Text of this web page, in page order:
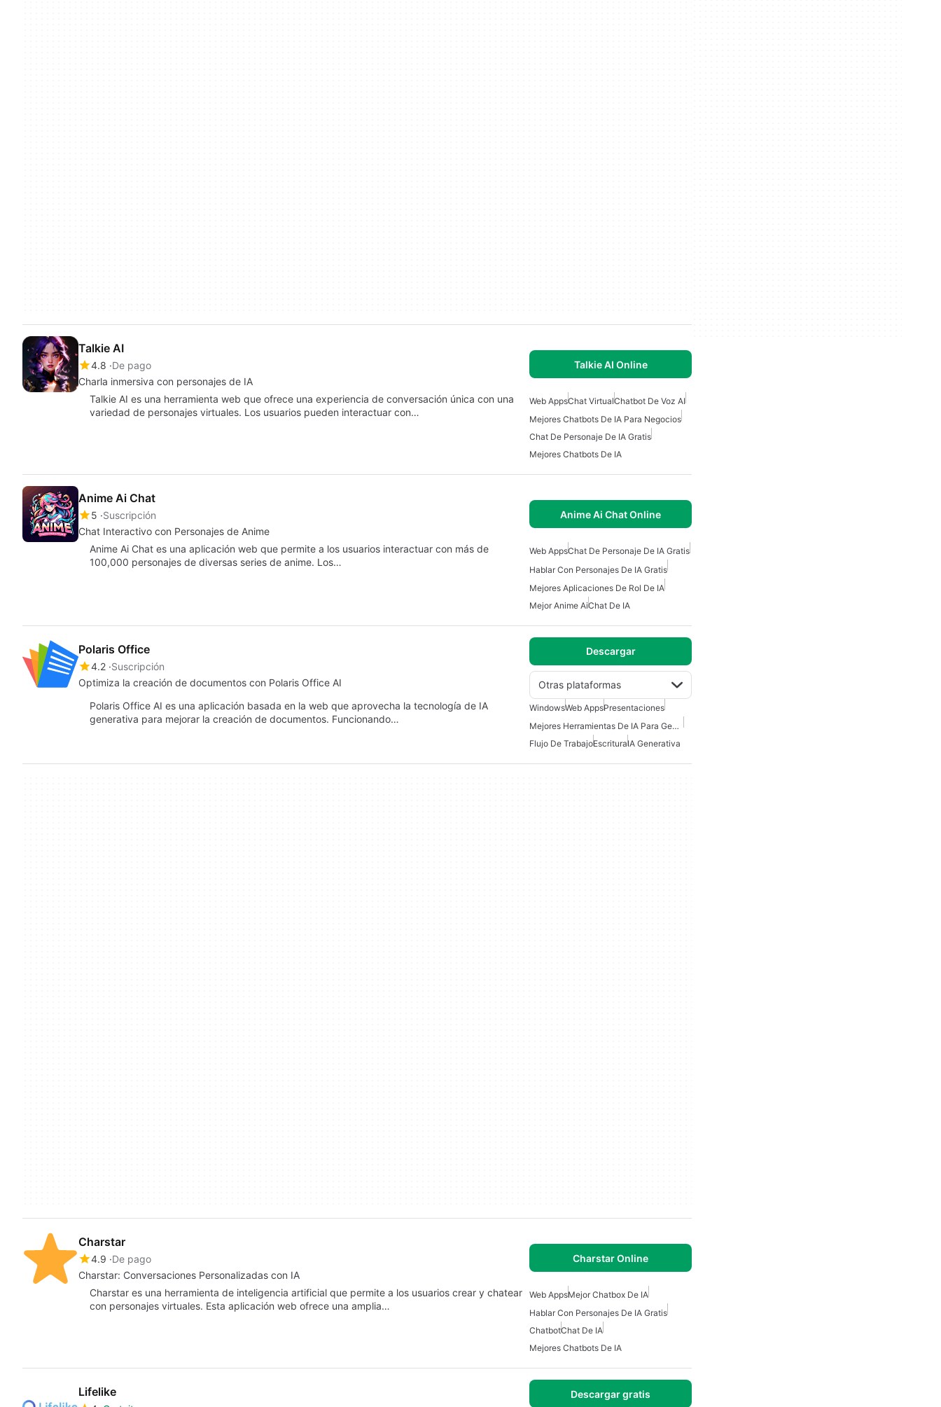
Talkie AI
4.8 De pago
Charla inmersiva con personajes de IA
Talkie AI Online
Talkie AI es una herramienta web que ofrece una experiencia de conversación única con una
variedad de personajes virtuales. Los usuarios pueden interactuar con…
Web AppsChat VirtualChatbot De Voz AI
Mejores Chatbots De IA Para Negocios
Chat De Personaje De IA Gratis
Mejores Chatbots De IA
Anime Ai Chat
5 Suscripción
Chat Interactivo con Personajes de Anime
Anime Ai Chat Online
Anime Ai Chat es una aplicación web que permite a los usuarios interactuar con más de
100,000 personajes de diversas series de anime. Los…
Web AppsChat De Personaje De IA Gratis
Hablar Con Personajes De IA Gratis
Mejores Aplicaciones De Rol De IA
Mejor Anime AiChat De IA
Polaris Office
4.2 Suscripción
Optimiza la creación de documentos con Polaris Office AI
Descargar
Otras plataformas
Polaris Office AI es una aplicación basada en la web que aprovecha la tecnología de IA
generativa para mejorar la creación de documentos. Funcionando…
WindowsWeb AppsPresentaciones
Mejores Herramientas De IA Para Generar Imágenes
Flujo De TrabajoEscrituraIA Generativa
Charstar
4.9 De pago
Charstar: Conversaciones Personalizadas con IA
Charstar Online
Charstar es una herramienta de inteligencia artificial que permite a los usuarios crear y chatear
con personajes virtuales. Esta aplicación web ofrece una amplia…
Web AppsMejor Chatbox De IA
Hablar Con Personajes De IA Gratis
ChatbotChat De IA
Mejores Chatbots De IA
Lifelike Descargar gratis